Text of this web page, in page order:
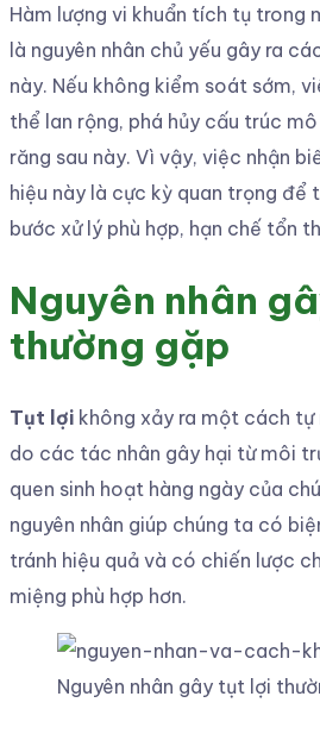
Hàm lượng vi khuẩn tích tụ trong
là nguyên nhân chủ yếu gây ra
này. Nếu không kiểm soát sớm,
thể lan rộng, phá hủy cấu trúc
răng sau này. Vì vậy, việc nhận
hiệu này là cực kỳ quan trọng để
bước xử lý phù hợp, hạn chế tổn
Nguyên nhân
thường gặp
Tụt lợi không xảy ra một cách tự
do các tác nhân gây hại từ môi
quen sinh hoạt hàng ngày của
nguyên nhân giúp chúng ta có
tránh hiệu quả và có chiến lược
miệng phù hợp hơn.
Nguyên nhân gây tụt lợi